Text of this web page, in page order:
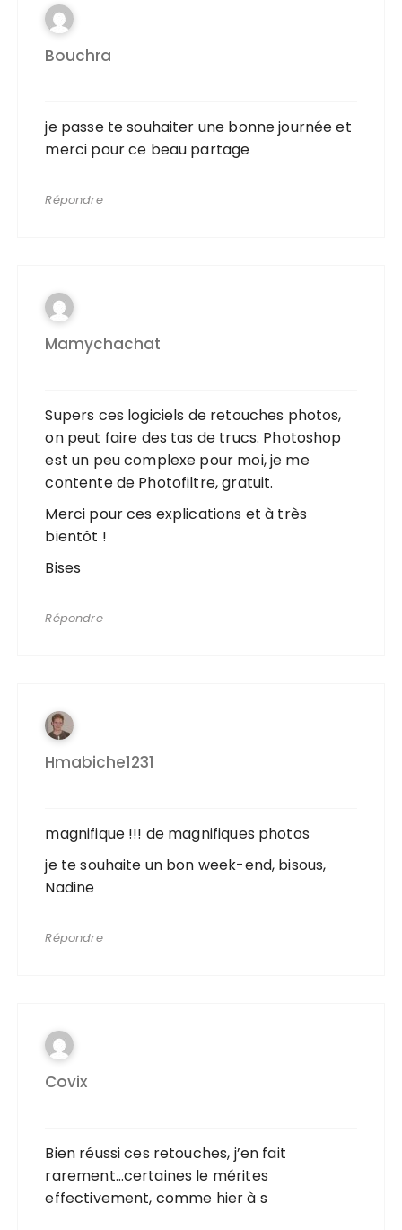
Bouchra
je passe te souhaiter une bonne journée et
merci pour ce beau partage
Répondre
Mamychachat
Supers ces logiciels de retouches photos,
on peut faire des tas de trucs. Photoshop
est un peu complexe pour moi, je me
contente de Photofiltre, gratuit.
Merci pour ces explications et à très
bientôt !
Bises
Répondre
Hmabiche1231
magnifique !!! de magnifiques photos
je te souhaite un bon week-end, bisous,
Nadine
Répondre
Covix
Bien réussi ces retouches, j’en fait
rarement…certaines le mérites
effectivement, comme hier à s